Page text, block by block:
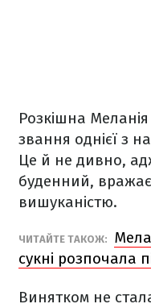
Розкішна
звання однієї з
Це й не дивно,
буденний,
вишуканістю.
ЧИТАЙТЕ ТАКОЖ:
сукні розпочала
Винятком не